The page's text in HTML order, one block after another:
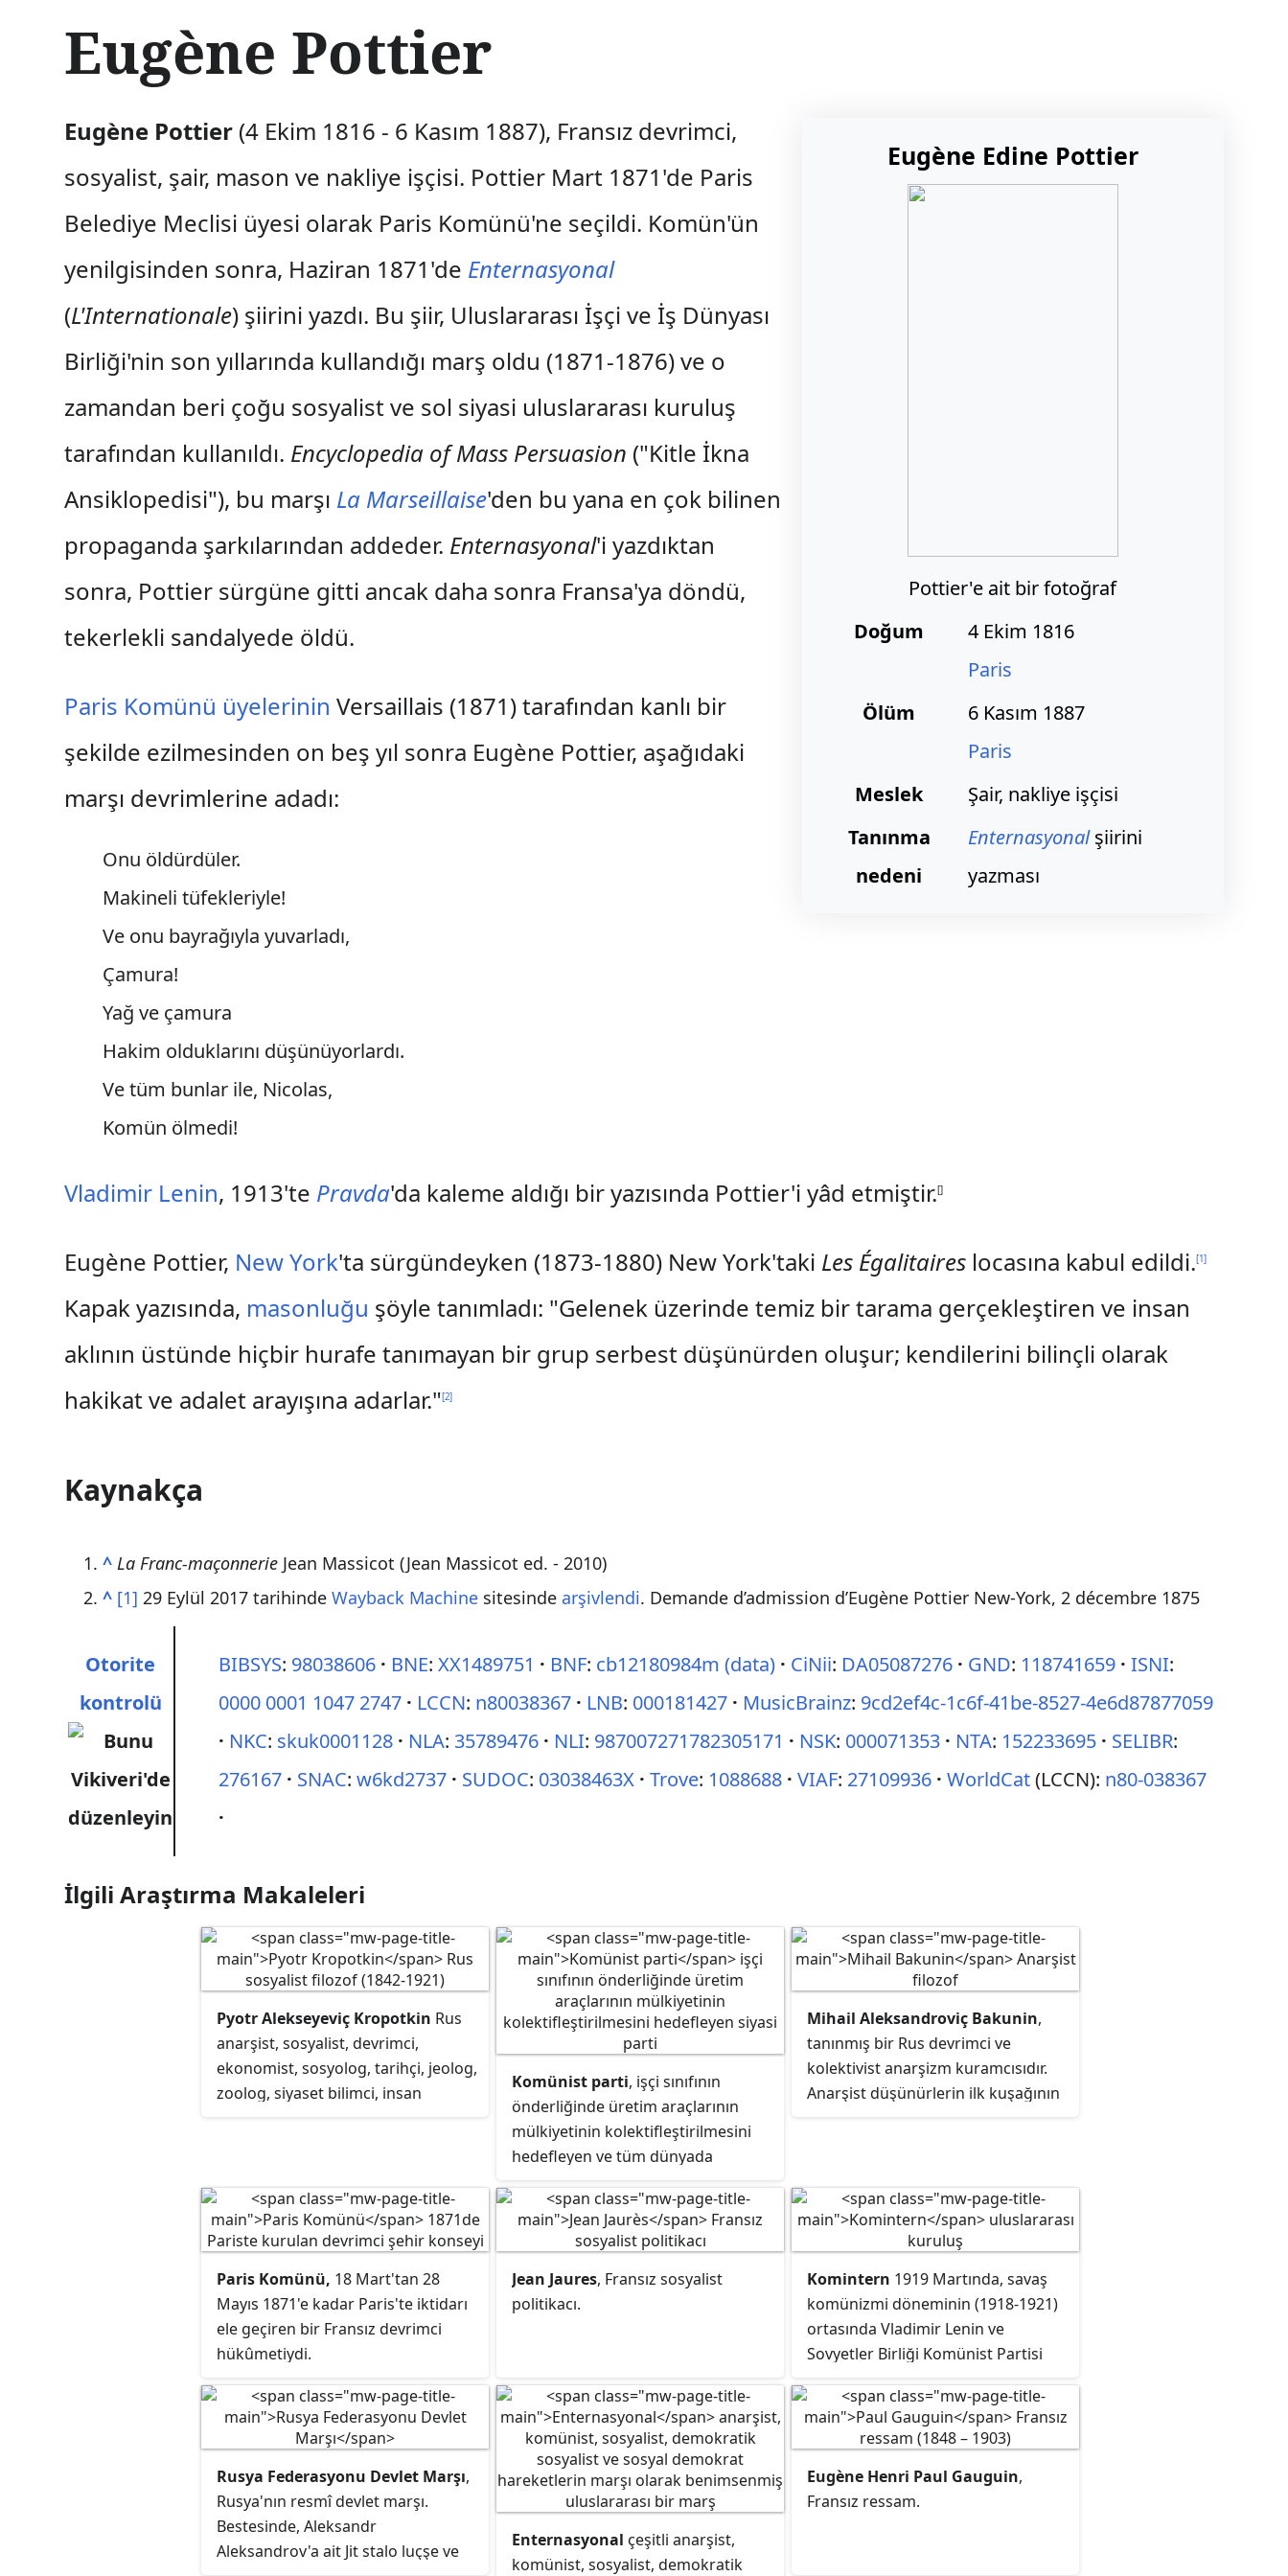
ç
r
e
t
a
Eugène Pottier
Eugène Edine Pottier
Pottier'e ait bir fotoğraf
Doğum
4 Ekim 1816
Paris
Ölüm
6 Kasım 1887
Paris
Meslek
Şair, nakliye işçisi
Tanınma
nedeni
Enternasyonalşiirini
yazması
Eugène Pottier (4 Ekim 1816 - 6 Kasım 1887), Fransız devrimci,
sosyalist, şair, mason ve nakliye işçisi. Pottier Mart 1871'de Paris
Belediye Meclisi üyesi olarak Paris Komünü'ne seçildi. Komün'ün
yenilgisinden sonra, Haziran 1871'de Enternasyonal
(L'Internationale) şiirini yazdı. Bu şiir, Uluslararası İşçi ve İş Dünyası
Birliği'nin son yıllarında kullandığı marş oldu (1871-1876) ve o
zamandan beri çoğu sosyalist ve sol siyasi uluslararası kuruluş
tarafından kullanıldı. Encyclopedia of Mass Persuasion ("Kitle İkna
Ansiklopedisi"), bu marşı La Marseillaise'den bu yana en çok bilinen
propaganda şarkılarından addeder. Enternasyonal'i yazdıktan
sonra, Pottier sürgüne gitti ancak daha sonra Fransa'ya döndü,
tekerlekli sandalyede öldü.
Paris Komünü üyelerinin Versaillais (1871) tarafından kanlı bir
şekilde ezilmesinden on beş yıl sonra Eugène Pottier, aşağıdaki
marşı devrimlerine adadı:
Onu öldürdüler.
Makineli tüfekleriyle!
Ve onu bayrağıyla yuvarladı,
Çamura!
Yağ ve çamura
Hakim olduklarını düşünüyorlardı.
Ve tüm bunlar ile, Nicolas,
Komün ölmedi!
Vladimir Lenin, 1913'te Pravda'da kaleme aldığı bir yazısında Pottier'i yâd etmiştir.[]
Eugène Pottier, New York'ta sürgündeyken (1873-1880) New York'taki Les Égalitaires locasına kabul edildi.[1]
Kapak yazısında, masonluğu şöyle tanımladı: "Gelenek üzerinde temiz bir tarama gerçekleştiren ve insan
aklının üstünde hiçbir hurafe tanımayan bir grup serbest düşünürden oluşur; kendilerini bilinçli olarak
hakikat ve adalet arayışına adarlar."[2]
Kaynakça
^ La Franc-maçonnerie Jean Massicot (Jean Massicot ed. - 2010)
^ [1] 29 Eylül 2017 tarihindeWayback Machine sitesinde arşivlendi. Demande d’admission d’Eugène Pottier New-York, 2 décembre 1875
Otorite
kontrolü
BIBSYS: 98038606 BNE:XX1489751 BNF: cb12180984m (data) CiNii: DA05087276 GND: 118741659 ISNI:
0000 0001 1047 2747
LCCN: n80038367 LNB: 000181427 MusicBrainz: 9cd2ef4c-1c6f-41be-8527-4e6d87877059
NKC: skuk0001128 NLA: 35789476 NLI: 987007271782305171 NSK: 000071353 NTA: 152233695 SELIBR:
276167
SNAC:w6kd2737 SUDOC: 03038463X Trove: 1088688 VIAF: 27109936 WorldCat(LCCN): n80-038367
İlgili Araştırma Makaleleri
Pyotr Alekseyeviç Kropotkin Rus
anarşist, sosyalist, devrimci,
ekonomist, sosyolog, tarihçi, jeolog,
zoolog, siyaset bilimci, insan
Komünist parti, işçi sınıfının
önderliğinde üretim araçlarının
mülkiyetinin kolektifleştirilmesini
hedefleyen ve tüm dünyada
herkese ihtiyacı kadar ilkesi
doğrultusunda sınıfsız, sınırsız ve
sömürüsüz bir dünya kurmayı
amaçlayan yasal veya yasa dışı
olarak örgütlenen, silahlı kanadı da
Mihail Aleksandroviç Bakunin,
tanınmış bir Rus devrimci ve
kolektivist anarşizm kuramcısıdır.
Anarşist düşünürlerin ilk kuşağının
Paris Komünü, 18 Mart'tan 28
Mayıs 1871'e kadar Paris'te iktidarı
ele geçiren bir Fransız devrimci
hükûmetiydi.
Jean Jaures, Fransız sosyalist
politikacı.
Komintern 1919 Martında, savaş
komünizmi döneminin (1918-1921)
ortasında Vladimir Lenin ve
Sovyetler Birliği Komünist Partisi
kuvvetler de dahil tüm mümkün
araçlarla uluslararası burjuvaziyi
yıkmak ve devletin tamamen yok
oluşu için bir geçiş aşaması demek
olan Uluslararası Sovyet
Rusya Federasyonu Devlet Marşı,
Rusya'nın resmî devlet marşı.
Bestesinde, Aleksandr
Aleksandrov'a ait Jit stalo luçşe ve
Enternasyonal çeşitli anarşist,
komünist, sosyalist, demokratik
Eugène Henri Paul Gauguin,
Fransız ressam.